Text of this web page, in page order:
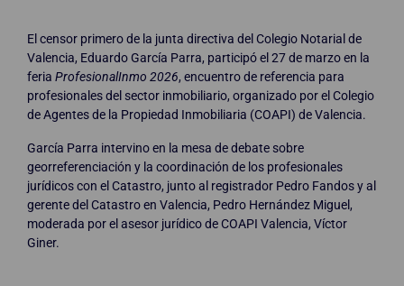
El censor primero de la junta directiva del Colegio Notarial de
Valencia, Eduardo García Parra, participó el 27 de marzo en la
feria ProfesionalInmo 2026, encuentro de referencia para
profesionales del sector inmobiliario, organizado por el Colegio
de Agentes de la Propiedad Inmobiliaria (COAPI) de Valencia.
García Parra intervino en la mesa de debate sobre
georreferenciación y la coordinación de los profesionales
jurídicos con el Catastro, junto al registrador Pedro Fandos y al
gerente del Catastro en Valencia, Pedro Hernández Miguel,
moderada por el asesor jurídico de COAPI Valencia, Víctor
Giner.